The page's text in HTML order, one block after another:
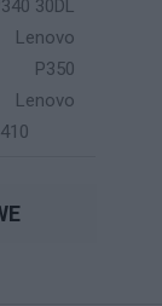
30DL
Lenovo
P350